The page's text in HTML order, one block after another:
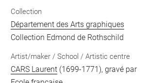
Collection
Département des Arts graphiques
Collection Edmond de Rothschild
Artist/maker / School / Artistic centre
CARS Laurent (1699-1771), gravé par